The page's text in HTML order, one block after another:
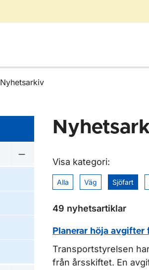
Nyhetsarkiv
Undermeny för Nyhetsarkiv
Visa kategori:
Alla Väg Sjöfart
49 nyhetsartiklar
Planerar höja avgifter
Transportstyrelsen
från årsskiftet. En